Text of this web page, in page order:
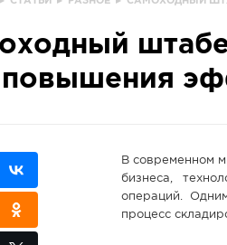
В современном
бизнеса,
операций.
процесс